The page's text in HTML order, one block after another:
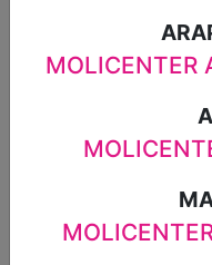
ANDORINHAS
30G
MOLICENTER